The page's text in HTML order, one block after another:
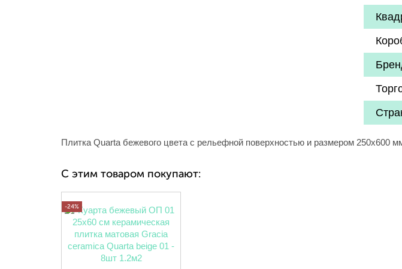
Плитка Quarta бежевого цвета с рельефной поверхностью и размером 250х600
С этим товаром покупают:
-24%